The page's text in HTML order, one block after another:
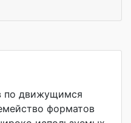
по движущимся
форматов